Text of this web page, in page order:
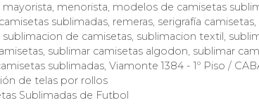
mayorista, menorista, modelos de camisetas
sublimadas, remeras, serigrafía camisetas,
sublimacion de camisetas, sublimacion textil,
, sublimar camisetas algodon, sublimar
sublimadas, Viamonte 1384 - 1º Piso /
de telas por rollos
Sublimadas de Futbol